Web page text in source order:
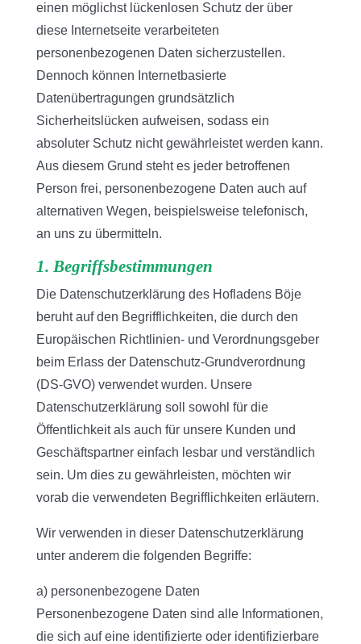
einen möglichst lückenlosen Schutz der über
diese Internetseite verarbeiteten
personenbezogenen Daten sicherzustellen.
Dennoch können Internetbasierte
Datenübertragungen grundsätzlich
Sicherheitslücken aufweisen, sodass ein
absoluter Schutz nicht gewährleistet werden kann.
Aus diesem Grund steht es jeder betroffenen
Person frei, personenbezogene Daten auch auf
alternativen Wegen, beispielsweise telefonisch,
an uns zu übermitteln.
1. Begriffsbestimmungen
Die Datenschutzerklärung des Hofladens Böje
beruht auf den Begrifflichkeiten, die durch den
Europäischen Richtlinien- und Verordnungsgeber
beim Erlass der Datenschutz-Grundverordnung
(DS-GVO) verwendet wurden. Unsere
Datenschutzerklärung soll sowohl für die
Öffentlichkeit als auch für unsere Kunden und
Geschäftspartner einfach lesbar und verständlich
sein. Um dies zu gewährleisten, möchten wir
vorab die verwendeten Begrifflichkeiten erläutern.
Wir verwenden in dieser Datenschutzerklärung
unter anderem die folgenden Begriffe:
a) personenbezogene Daten
Personenbezogene Daten sind alle Informationen,
die sich auf eine identifizierte oder identifizierbare